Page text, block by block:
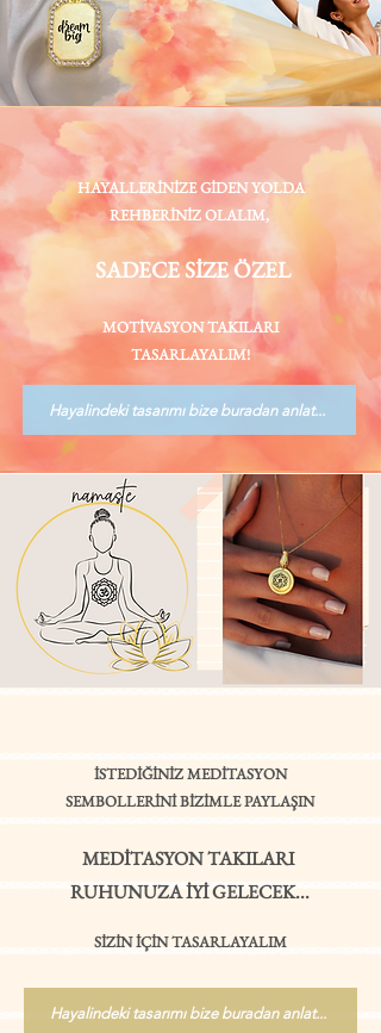
HAYALLERİNİZE GİDEN YOLDA
REHBERİNİZ OLALIM,
SADECE SİZE ÖZEL
MOTİVASYON TAKILARI
TASARLAYALIM!
Hayalindeki tasarımı bize buradan anlat...
İSTEDİĞİNİZ MEDİTASYON
SEMBOLLERİNİBİZİMLE PAYLAŞIN
MEDİTASYON TAKILARI
RUHUNUZA İYİ GELECEK...
SİZİN İÇİN TASARLAYALIM
Hayalindeki tasarımı bize buradan anlat...